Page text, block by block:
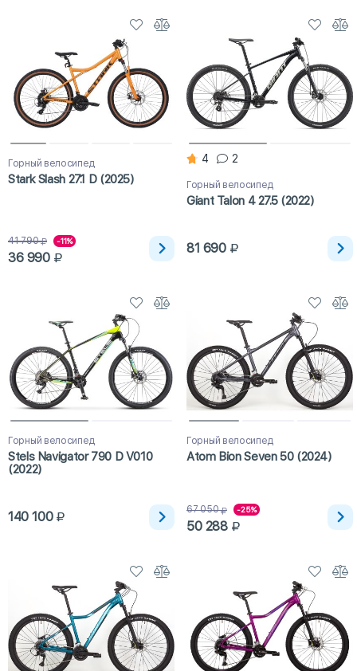
Горный велосипед
Stark Slash 27.1 D (2025)
41 790 -11%
36 990
4 2
Горный велосипед
Giant Talon 4 27.5 (2022)
81 690
Горный велосипед
Stels Navigator 790 D V010
(2022)
140 100
Горный велосипед
Atom Bion Seven 50 (2024)
67 050 -25%
50 288